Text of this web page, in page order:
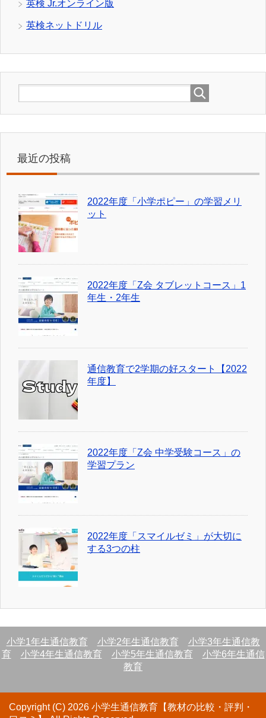
英検 Jr.オンライン版
英検ネットドリル
最近の投稿
2022年度「小学ポピー」の学習メリ
ット
2022年度「Z会 タブレットコース」1
年生・2年生
通信教育で2学期の好スタート【2022
年度】
2022年度「Z会 中学受験コース」の
学習プラン
2022年度「スマイルゼミ」が大切に
する3つの柱
小学1年生通信教育 小学2年生通信教育
小学3年生通信教
育
小学4年生通信教育 小学5年生通信教育
小学6年生通信
教育
Copyright (C) 2026 小学生通信教育【教材の比較・評判・